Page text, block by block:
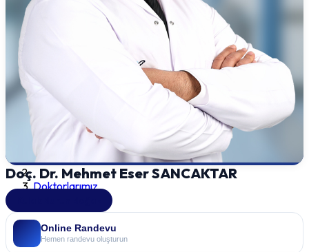
Doktorlarımız
Doç. Dr. Mehmet Eser SANCAKTAR
Online Randevu
Hemen randevu oluşturun